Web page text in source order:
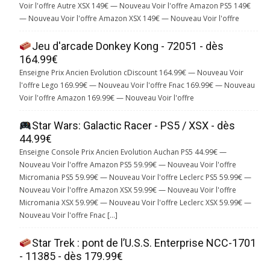
Voir l'offre Autre XSX 149€ — Nouveau Voir l'offre Amazon PS5 149€
— Nouveau Voir l'offre Amazon XSX 149€ — Nouveau Voir l'offre
Jeu d'arcade Donkey Kong - 72051 - dès
164.99€
Enseigne Prix Ancien Evolution cDiscount 164.99€ — Nouveau Voir
l'offre Lego 169.99€ — Nouveau Voir l'offre Fnac 169.99€ — Nouveau
Voir l'offre Amazon 169.99€ — Nouveau Voir l'offre
Star Wars: Galactic Racer - PS5 / XSX - dès
44.99€
Enseigne Console Prix Ancien Evolution Auchan PS5 44.99€ —
Nouveau Voir l'offre Amazon PS5 59.99€ — Nouveau Voir l'offre
Micromania PS5 59.99€ — Nouveau Voir l'offre Leclerc PS5 59.99€ —
Nouveau Voir l'offre Amazon XSX 59.99€ — Nouveau Voir l'offre
Micromania XSX 59.99€ — Nouveau Voir l'offre Leclerc XSX 59.99€ —
Nouveau Voir l'offre Fnac […]
Star Trek : pont de l’U.S.S. Enterprise NCC-1701
- 11385 - dès 179.99€